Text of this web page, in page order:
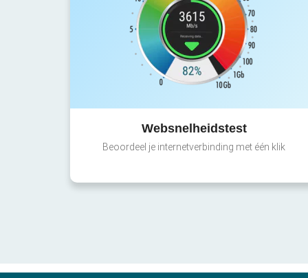
Websnelheidstest
Beoordeel je internetverbinding met één klik